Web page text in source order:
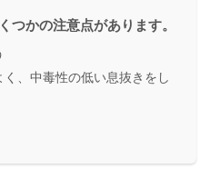
つかの注意点があります。
、中毒性の低い息抜きをし